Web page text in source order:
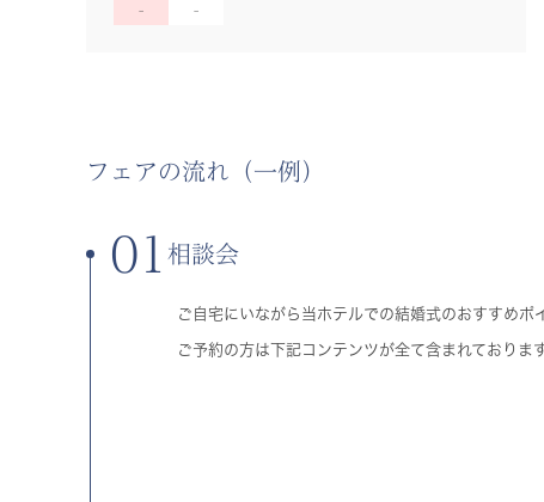
フェアの流れ（一例）
01 相談会
ご自宅にいながら当ホテルでの結婚式のおすすめ
ご予約の方は下記コンテンツが全て含まれております